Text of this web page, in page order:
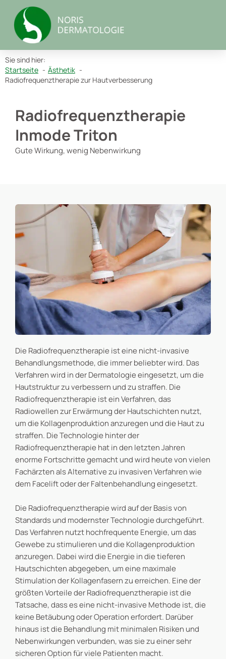
Inhalt
springen
Sie sind hier:
Startseite
Ästhetik
Radiofrequenztherapie zur Hautverbesserung
Radiofrequenztherapie
Inmode Triton
Gute Wirkung, wenig Nebenwirkung
Die Radiofrequenztherapie ist eine nicht-invasive
Behandlungsmethode, die immer beliebter wird. Das
Verfahren wird in der Dermatologie eingesetzt, um die
Hautstruktur zu verbessern und zu straffen. Die
Radiofrequenztherapie ist ein Verfahren, das
Radiowellen zur Erwärmung der Hautschichten nutzt,
um die Kollagenproduktion anzuregen und die Haut zu
straffen. Die Technologie hinter der
Radiofrequenztherapie hat in den letzten Jahren
enorme Fortschritte gemacht und wird heute von vielen
Fachärzten als Alternative zu invasiven Verfahren wie
dem Facelift oder der Faltenbehandlung eingesetzt.
Die Radiofrequenztherapie wird auf der Basis von
Standards und modernster Technologie durchgeführt.
Das Verfahren nutzt hochfrequente Energie, um das
Gewebe zu stimulieren und die Kollagenproduktion
anzuregen. Dabei wird die Energie in die tieferen
Hautschichten abgegeben, um eine maximale
Stimulation der Kollagenfasern zu erreichen. Eine der
größten Vorteile der Radiofrequenztherapie ist die
Tatsache, dass es eine nicht-invasive Methode ist, die
keine Betäubung oder Operation erfordert. Darüber
hinaus ist die Behandlung mit minimalen Risiken und
Nebenwirkungen verbunden, was sie zu einer sehr
sicheren Option für viele Patienten macht.